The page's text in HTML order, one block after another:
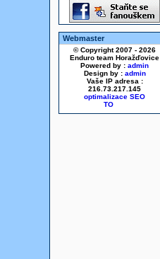
Webmaster
© Copyright 2007 - 2026
Enduro team Horažďovice
Powered by : admin
Design by : admin
Vaše IP adresa :
216.73.217.145
optimalizace SEO